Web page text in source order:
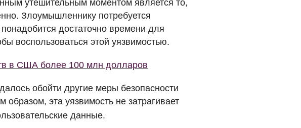
утешительным моментом является то,
Злоумышленнику потребуется
достаточно времени для
воспользоваться этой уязвимостью.
в США более 100 млн долларов
обойти другие меры безопасности
образом, эта уязвимость не затрагивает
данные.